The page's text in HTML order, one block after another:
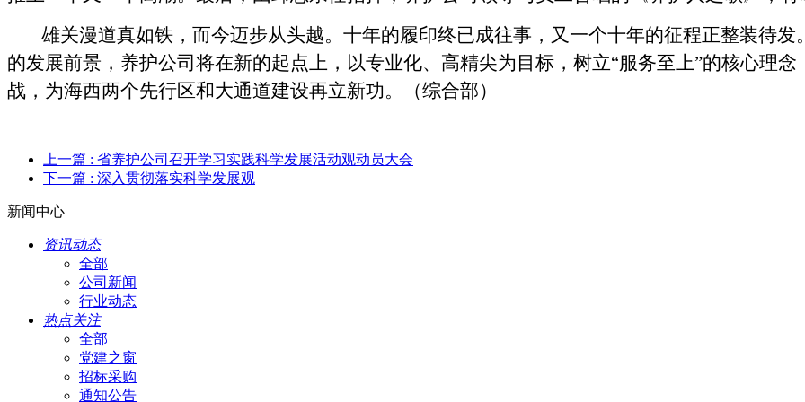
雄关漫道真如铁，而今迈步从头越。十年的履印终已成往事，又一个十年的征程正整装待
的发展前景，养护公司将在新的起点上，以专业化、高精尖为目标，树立“服务至上”的核心理
战，为海西两个先行区和大通道建设再立新功。（综合部）
上一篇 : 省养护公司召开学习实践科学发展活动观动员大会
下一篇 : 深入贯彻落实科学发展观
新闻中心
资讯动态
全部
公司新闻
行业动态
热点关注
全部
党建之窗
招标采购
通知公告